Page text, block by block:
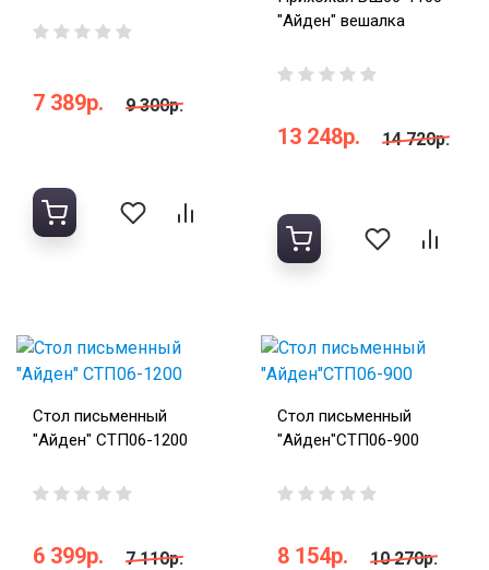
7 389р. 9 300р.
"Айден" вешалка
13 248р. 14 720р.
Стол письменный
"Айден" СТП06-1200
6 399р. 7 110р.
Стол письменный
"Айден"СТП06-900
8 154р. 10 270р.